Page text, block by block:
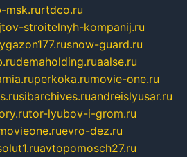
msk.rurtdco.ru
stroitelnyh-kompanij.ru
snow-guard.ru
demaholding.ruaalse.ru
perkoka.rumovie-one.ru
sibarchives.ruandreislyusar.ru
tor-lyubov-i-grom.ru
evro-dez.ru
avtopomosch27.ru